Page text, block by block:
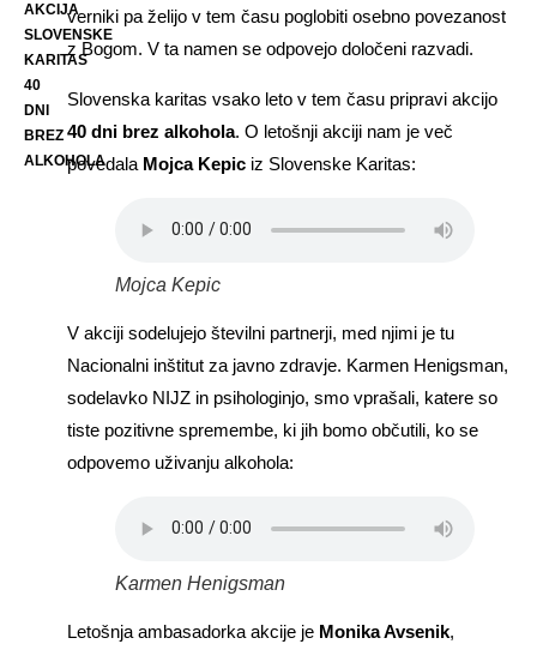
AKCIJA
SLOVENSKE
KARITAS
40
DNI
BREZ
ALKOHOLA
verniki pa želijo v tem času poglobiti osebno povezanost
z Bogom. V ta namen se odpovejo določeni razvadi.
Slovenska karitas vsako leto v tem času pripravi akcijo
40 dni brez alkohola. O letošnji akciji nam je več
povedala Mojca Kepic iz Slovenske Karitas:
Mojca Kepic
V akciji sodelujejo številni partnerji, med njimi je tu
Nacionalni inštitut za javno zdravje. Karmen Henigsman,
sodelavko NIJZ in psihologinjo, smo vprašali, katere so
tiste pozitivne spremembe, ki jih bomo občutili, ko se
odpovemo uživanju alkohola:
Karmen Henigsman
Letošnja ambasadorka akcije je Monika Avsenik,